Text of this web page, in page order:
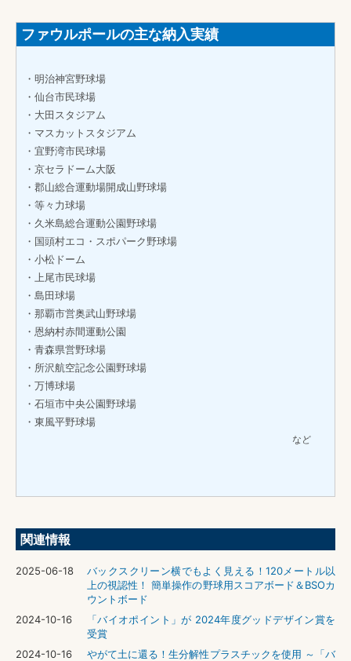
ファウルポールの主な納入実績
・明治神宮野球場
・仙台市民球場
・大田スタジアム
・マスカットスタジアム
・宜野湾市民球場
・京セラドーム大阪
・郡山総合運動場開成山野球場
・等々力球場
・久米島総合運動公園野球場
・国頭村エコ・スポパーク野球場
・小松ドーム
・上尾市民球場
・島田球場
・那覇市営奥武山野球場
・恩納村赤間運動公園
・青森県営野球場
・所沢航空記念公園野球場
・万博球場
・石垣市中央公園野球場
・東風平野球場
など
関連情報
2025-06-18
バックスクリーン横でもよく見える！120メートル以
上の視認性！ 簡単操作の野球用スコアボード＆BSOカ
ウントボード
2024-10-16
「バイオポイント」が 2024年度グッドデザイン賞を
受賞
2024-10-16
やがて土に還る！生分解性プラスチックを使用 ～「バ